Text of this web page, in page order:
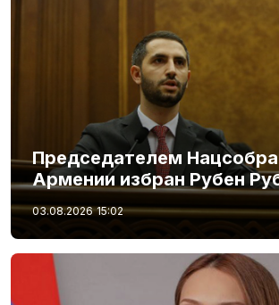
Председателем
Армении избран Рубен
03.08.2026 15:02